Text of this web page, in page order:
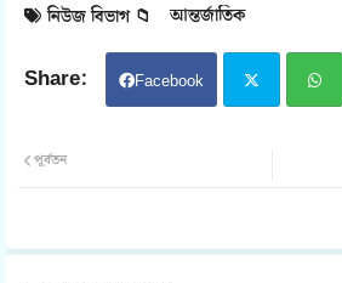
নিউজ বিভাগ 📁 আন্তর্জাতিক
Facebook
pp
পূর্বতন